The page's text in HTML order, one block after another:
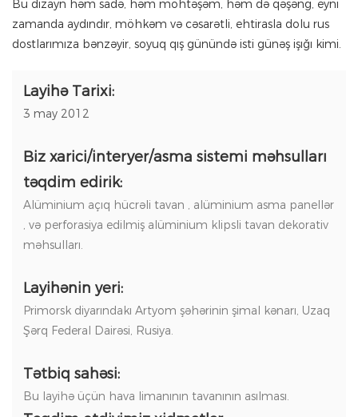
Bu dizayn həm sadə, həm möhtəşəm, həm də qəşəng, eyni
zamanda aydındır, möhkəm və cəsarətli, ehtirasla dolu rus
dostlarımıza bənzəyir, soyuq qış günündə isti günəş işığı kimi.
Layihə Tarixi:
3 may 2012
Biz xarici/interyer/asma sistemi məhsulları
təqdim edirik:
Alüminium açıq hücrəli tavan , alüminium asma panellər
, və perforasiya edilmiş alüminium klipsli tavan dekorativ
məhsulları.
Layihənin yeri:
Primorsk diyarındakı Artyom şəhərinin şimal kənarı, Uzaq
Şərq Federal Dairəsi, Rusiya.
Tətbiq sahəsi:
Bu layihə üçün hava limanının tavanının asılması.